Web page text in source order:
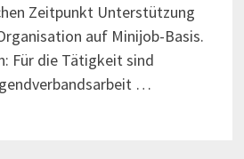
Zeitpunkt Unterstützung
auf Minijob-Basis.
Für die Tätigkeit sind
…